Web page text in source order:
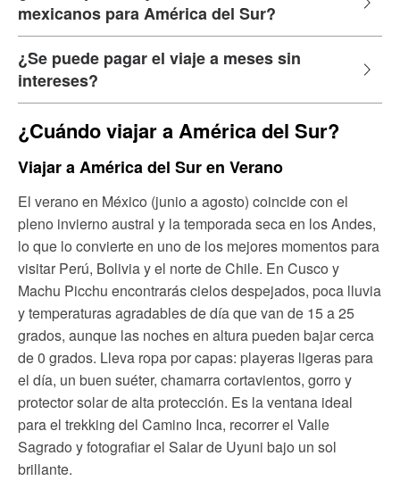
mexicanos para América del Sur?
¿Se puede pagar el viaje a meses sin
intereses?
¿Cuándo viajar a América del Sur?
Viajar a América del Sur en Verano
El verano en México (junio a agosto) coincide con el
pleno invierno austral y la temporada seca en los Andes,
lo que lo convierte en uno de los mejores momentos para
visitar Perú, Bolivia y el norte de Chile. En Cusco y
Machu Picchu encontrarás cielos despejados, poca lluvia
y temperaturas agradables de día que van de 15 a 25
grados, aunque las noches en altura pueden bajar cerca
de 0 grados. Lleva ropa por capas: playeras ligeras para
el día, un buen suéter, chamarra cortavientos, gorro y
protector solar de alta protección. Es la ventana ideal
para el trekking del Camino Inca, recorrer el Valle
Sagrado y fotografiar el Salar de Uyuni bajo un sol
brillante.